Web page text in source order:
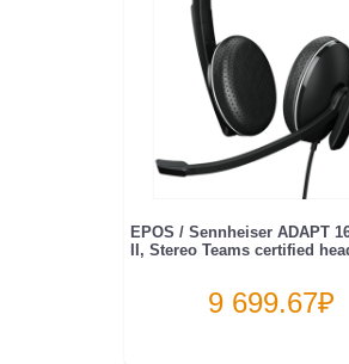
EPOS / Sennheiser ADAPT
II, Stereo Teams certified
9 699.67₽